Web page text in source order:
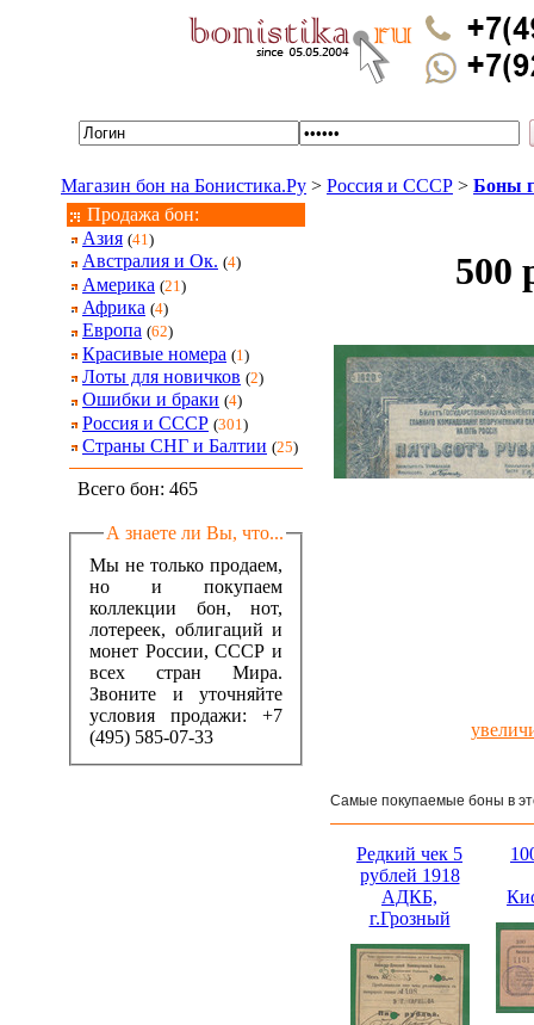
Магазин бон на Бонистика.Ру > Россия и СССР > Боны
Продажа бон:
Азия (41)
Австралия и Ок. (4)
Америка (21 )
Африка (4)
Европа (62)
Красивые номера (1 )
Лоты для новичков (2)
Ошибки и браки (4)
Россия и СССР (301 )
Страны СНГ и Балтии (25)
Всего бон: 465
А знаете ли Вы, что...
Мы не только продаем,
но и покупаем
коллекции бон, нот,
лотереек, облигаций и
монет России, СССР и
всех стран Мира.
Звоните и уточняйте
условия продажи: +7
(495) 585-07-33
500
Самые покупаемые боны в
Редкий чек 5
рублей 1918
АДКБ,
г.Грозный